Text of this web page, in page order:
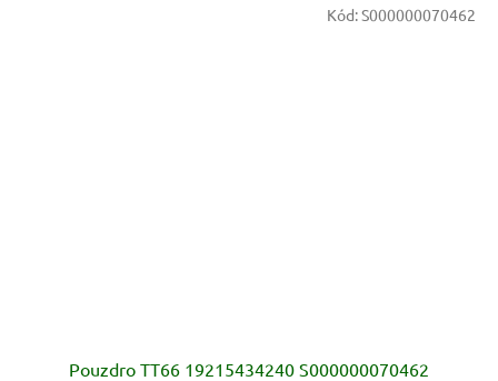
Pouzdro TT66 19215434240 S000000070462
Kód:S000000070462